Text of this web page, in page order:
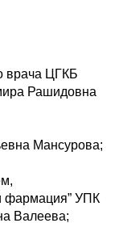
врача ЦГКБ
Рашидовна
Мансурова;
фармация” УПК
Валеева;